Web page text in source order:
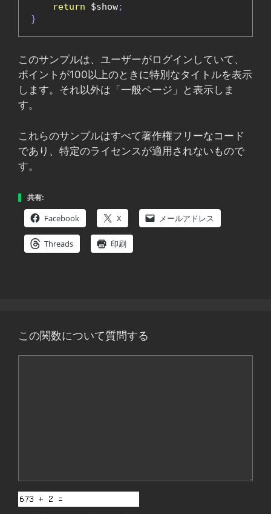
return $show;
}
このサンプルは、ユーザーがログインしていて、
ポイントが100以上のときに特別なタイトルを表示
します。それ以外は「一般ページ」と表示しま
す。
これらのサンプルはすべて著作権フリーなコード
であり、特定のライセンスが適用されないもので
す。
共有:
Facebook X メールアドレス
Threads 印刷
この関数について質問する